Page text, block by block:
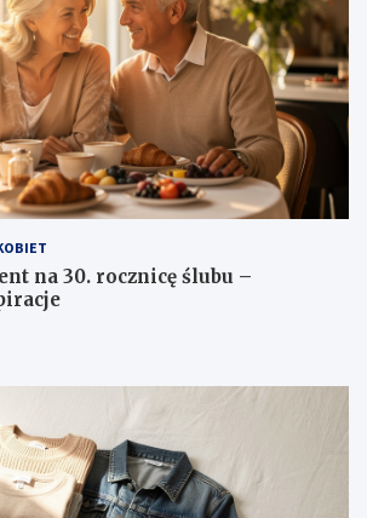
na 30. rocznicę ślubu –